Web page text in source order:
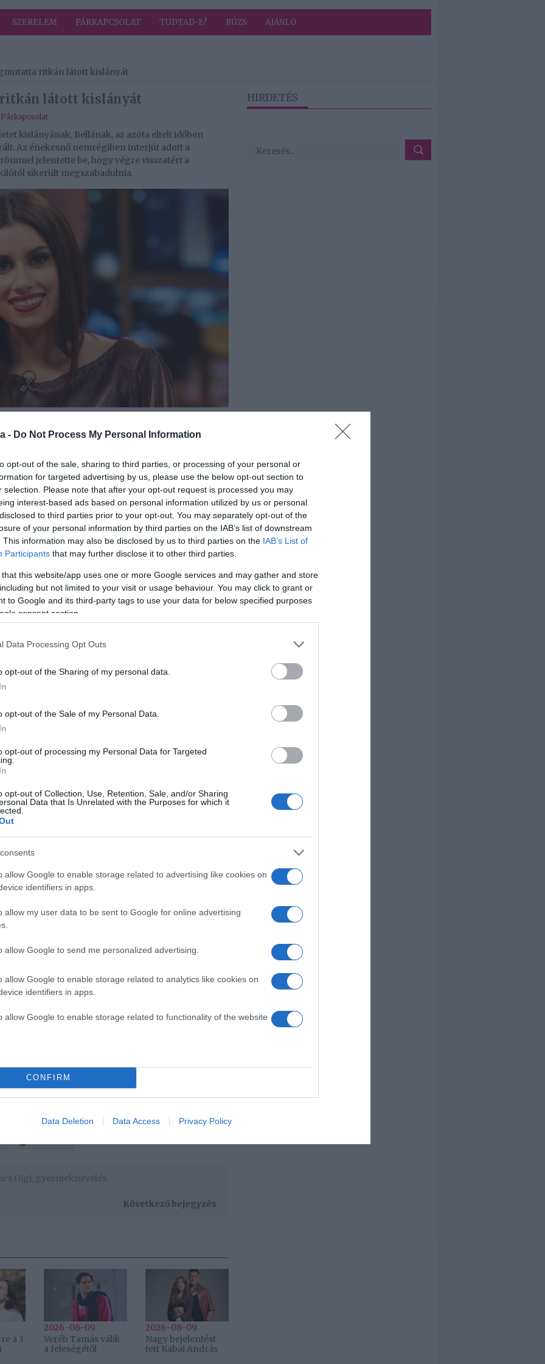
- Do Not Process My Personal Information
opt-out of the sale, sharing to third parties, or processing of your personal or
for targeted advertising by us, please use the below opt-out section to
selection. Please note that after your opt-out request is processed you may
interest-based ads based on personal information utilized by us or personal
to third parties prior to your opt-out. You may separately opt-out of the
of your personal information by third parties on the IAB’s list of downstream
This information may also be disclosed by us to third parties on the IAB’s List of
Participants that may further disclose it to other third parties.
that this website/app uses one or more Google services and may gather and store
but not limited to your visit or usage behaviour. You may click to grant or
to Google and its third-party tags to use your data for below specified purposes
consent section.
Data Processing Opt Outs
opt-out of the Sharing of my personal data.
opt-out of the Sale of my Personal Data.
opt-out of processing my Personal Data for Targeted
opt-out of Collection, Use, Retention, Sale, and/or Sharing
Data that Is Unrelated with the Purposes for which it
allow Google to enable storage related to advertising like cookies on
identifiers in apps.
allow my user data to be sent to Google for online advertising
allow Google to send me personalized advertising.
allow Google to enable storage related to analytics like cookies on
identifiers in apps.
allow Google to enable storage related to functionality of the website
CONFIRM
Data Deletion Data Access Privacy Policy
SZERELEM PÁRKAPCSOLAT TUDTAD-E? RÚZS AJÁNLÓ
ritkán látott kislányát
látott kislányát
Párkapcsolat
kislányának, Bellának, az azóta eltelt időben
Az énekesnő nemrégiben interjút adott a
jelentette be, hogy végre visszatért a
sikerült megszabadulnia.
köszönet jár édesanyámnak, a páromnak, mert
vannak Bellával és így én is nyugodt vagyok" -
titkát is.
magával egy olyan ember, aki maximalista, de
sikerült lefogynom 30 kilót. Nem volt könnyű
visszajelzést kapok a páromtól, a családomtól,
sokkal jobban érzem magam"- vallotta be az
egy kislányával közös fotót töltött fel az
a fotón és láthatóan nagyon nagy az összhang
énekesnő, aki kislánya arcát ezúttal is kitakarta a
Gigi gyermeknevelés
Következő bejegyzés
a 3
2026-08-09.
Veréb Tamás válik
a feleségétől
2026-08-09.
Nagy bejelentést
tett Kabai András
HIRDETÉS